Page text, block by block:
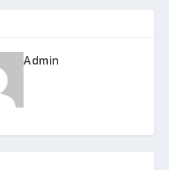
Admin